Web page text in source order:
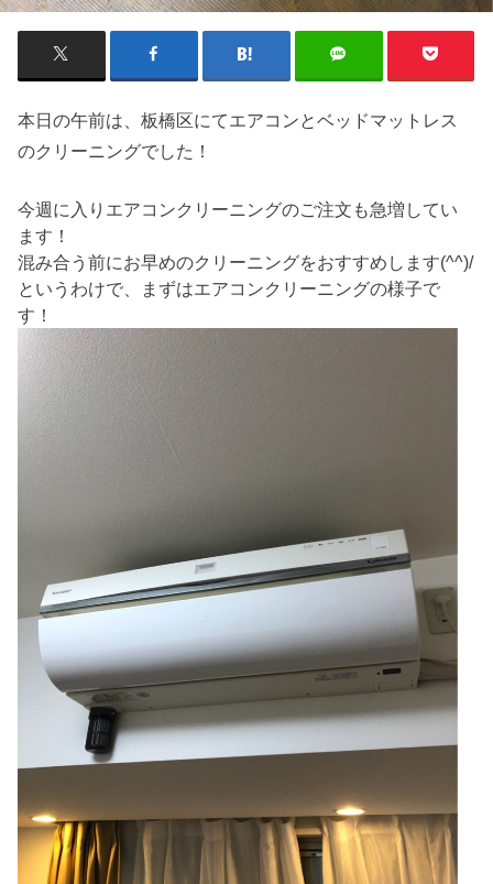
本日の午前は、板橋区にてエアコンとベッドマットレス
のクリーニングでした！
今週に入りエアコンクリーニングのご注文も急増してい
ます！
混み合う前にお早めのクリーニングをおすすめします(^^)/
というわけで、まずはエアコンクリーニングの様子で
す！